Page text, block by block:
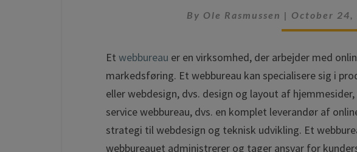
D
L
V
E
R
W
By Ole Rasmussen | October 24,
Et webbureau er en virksomhed, der arbejder med
markedsføring. Et webbureau kan specialisere sig i
eller webdesign, dvs. design og layout af
service webbureau, dvs. en komplet leverandør af
strategi til webdesign og teknisk udvikling. Et
webbureauet administrerer og tager ansvar for